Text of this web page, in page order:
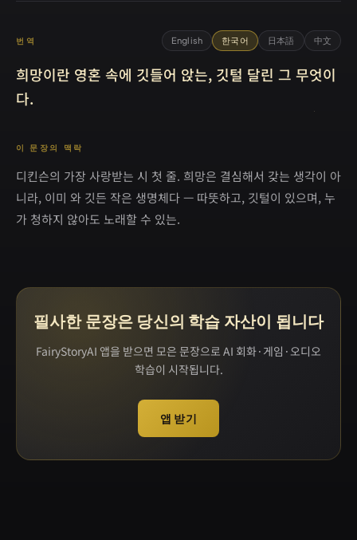
번역 English 한국어 日本語 中文
희망이란 영혼 속에 깃들어 앉는, 깃털 달린 그 무엇이
다.
이 문장의 맥락
디킨슨의 가장 사랑받는 시 첫 줄. 희망은 결심해서 갖는 생각이 아
니라, 이미 와 깃든 작은 생명체다 — 따뜻하고, 깃털이 있으며, 누
가 청하지 않아도 노래할 수 있는.
필사한 문장은 당신의 학습 자산이 됩니다
FairyStoryAI 앱을 받으면 모은 문장으로 AI 회화·게임·오디오
학습이 시작됩니다.
앱 받기